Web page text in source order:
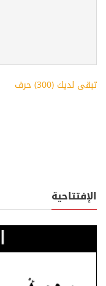
تبقى لديك (300) حرف
الإفتتاحية